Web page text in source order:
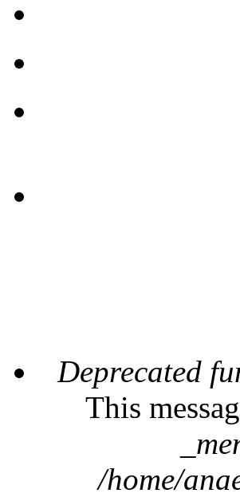
Mensaje de error
Deprecated
This
/home/